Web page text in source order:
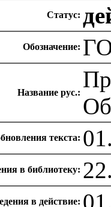
Статус:
Обозначение:
Название рус.:
текста:
в библиотеку:
в действие: